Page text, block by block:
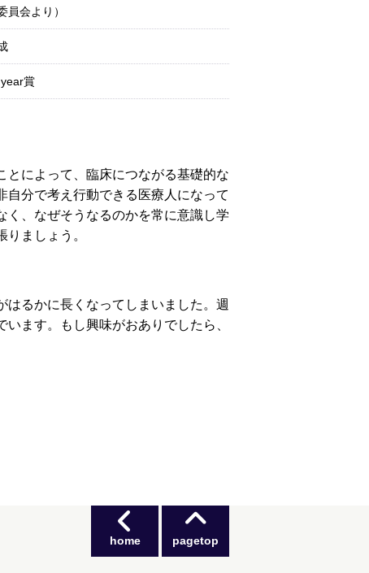
員会より）
賞
とによって、臨床につながる基礎的な
自分で考え行動できる医療人になって
く、なぜそうなるのかを常に意識し学
ましょう。
るかに長くなってしまいました。週
ます。もし興味がおありでしたら、
pagetop
home